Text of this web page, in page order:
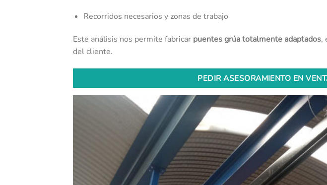
Recorridos necesarios y zonas de trabajo
Este análisis nos permite fabricar puentes grúa totalmente adaptados,
del cliente.
PEDIR ASESORAMIENTO EN